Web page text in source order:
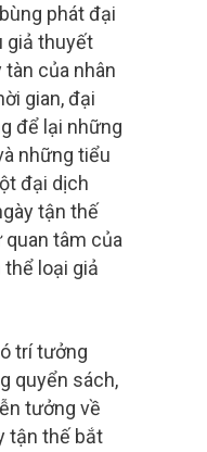
phát đại
giả thuyết
của nhân
gian, đại
để lại những
những tiểu
đại dịch
tận thế
tâm của
loại giả
trí tưởng
quyển sách,
tưởng về
tận thế bắt